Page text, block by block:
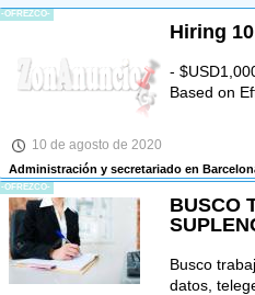
-OFREZCO-
Hiring
-
Based on
10 de agosto de 2020
Administración y secretariado en
-OFREZCO-
BUSCO
Busco
datos,